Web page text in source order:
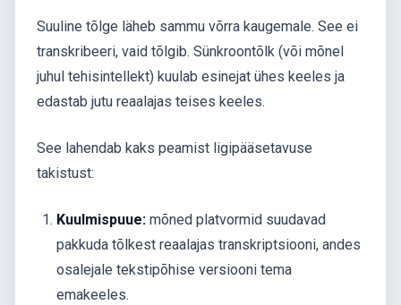
Suuline tõlge läheb sammu võrra kaugemale. See ei
transkribeeri, vaid tõlgib. Sünkroontõlk (või mõnel
juhul tehisintellekt) kuulab esinejat ühes keeles ja
edastab jutu reaalajas teises keeles.
See lahendab kaks peamist ligipääsetavuse
takistust:
Kuulmispuue: mõned platvormid suudavad
pakkuda tõlkest reaalajas transkriptsiooni, andes
osalejale tekstipõhise versiooni tema
emakeeles.